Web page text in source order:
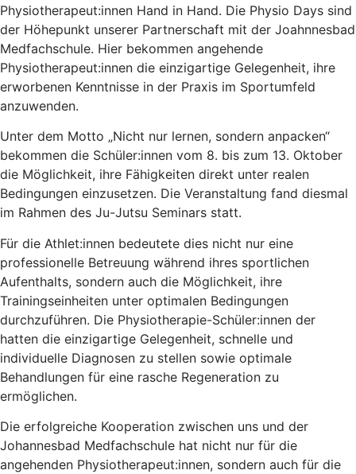
Physiotherapeut:innen Hand in Hand. Die Physio Days sind
der Höhepunkt unserer Partnerschaft mit der Joahnnesbad
Medfachschule. Hier bekommen angehende
Physiotherapeut:innen die einzigartige Gelegenheit, ihre
erworbenen Kenntnisse in der Praxis im Sportumfeld
anzuwenden.
Unter dem Motto „Nicht nur lernen, sondern anpacken“
bekommen die Schüler:innen vom 8. bis zum 13. Oktober
die Möglichkeit, ihre Fähigkeiten direkt unter realen
Bedingungen einzusetzen. Die Veranstaltung fand diesmal
im Rahmen des Ju-Jutsu Seminars statt.
Für die Athlet:innen bedeutete dies nicht nur eine
professionelle Betreuung während ihres sportlichen
Aufenthalts, sondern auch die Möglichkeit, ihre
Trainingseinheiten unter optimalen Bedingungen
durchzuführen. Die Physiotherapie-Schüler:innen der
hatten die einzigartige Gelegenheit, schnelle und
individuelle Diagnosen zu stellen sowie optimale
Behandlungen für eine rasche Regeneration zu
ermöglichen.
Die erfolgreiche Kooperation zwischen uns und der
Johannesbad Medfachschule hat nicht nur für die
angehenden Physiotherapeut:innen, sondern auch für die